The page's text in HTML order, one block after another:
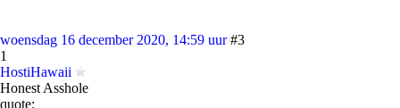
woensdag 16 december 2020, 14:59 uur #3
1
HostiHawaii
Honest Asshole
quote: